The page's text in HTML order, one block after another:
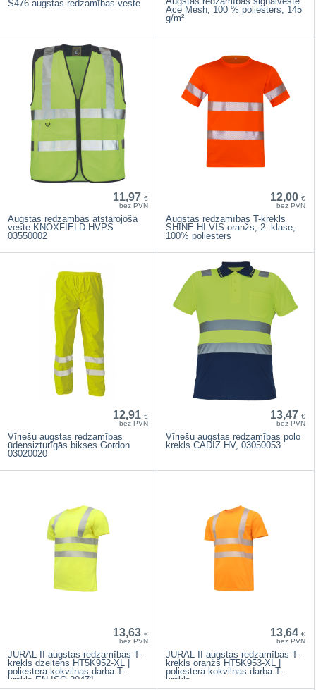
S476 augstas redzamības veste
Ace Mesh, 100 % poliesters, 145
g/m²
11,97 €
bez PVN
Augstas redzambas atstarojoša
veste KNOXFIELD HVPS
03550002
12,00 €
bez PVN
Augstas redzamības T-krekls
SHINE HI-VIS oranžs, 2. klase,
100% poliesters
12,91 €
bez PVN
Vīriešu augstas redzamības
ūdensizturīgās bikses Gordon
03020020
13,47 €
bez PVN
Vīriešu augstas redzamības polo
krekls CADIZ HV, 03050053
13,63 €
bez PVN
JURAL II augstas redzamības T-
krekls dzeltens HT5K952-XL |
poliestera-kokvilnas darba T-
krekls EN ISO 20471
13,64 €
bez PVN
JURAL II augstas redzamības T-
krekls oranžs HT5K953-XL |
poliestera-kokvilnas darba T-
krekls